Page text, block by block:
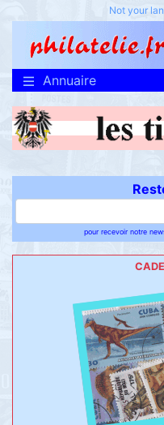
Not your
Annuaire
pour recevoir notre